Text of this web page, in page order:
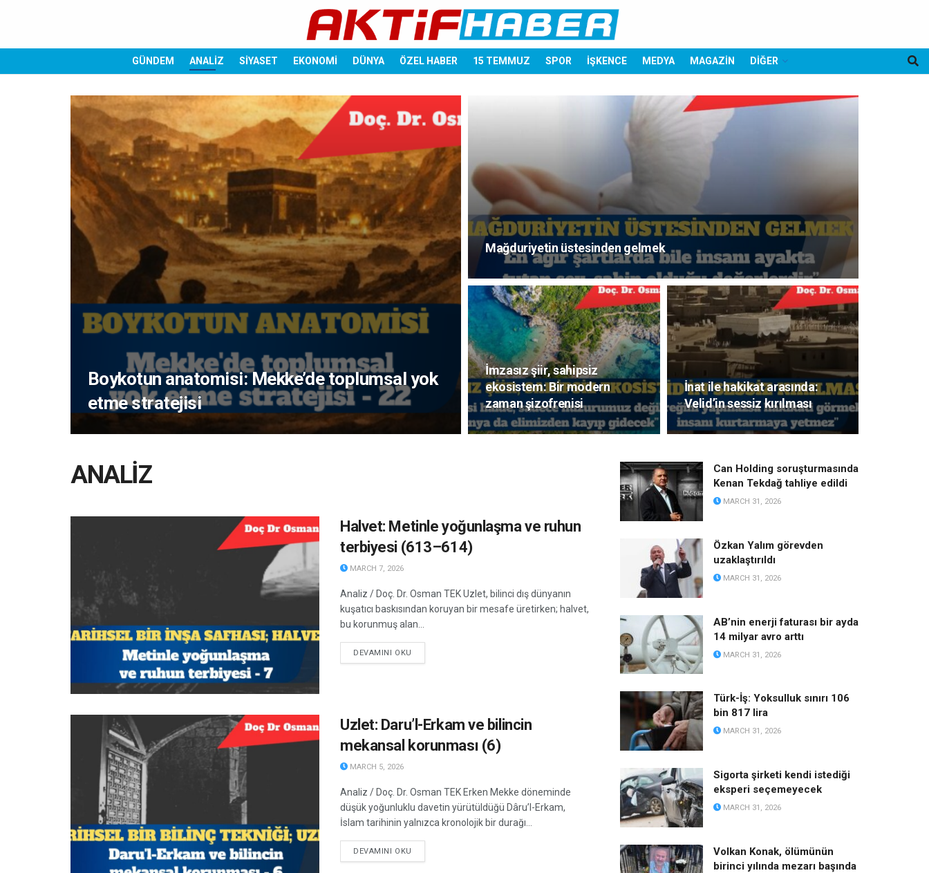
GÜNDEM ANALİZ SİYASET EKONOMİ DÜNYA ÖZEL HABER 15 TEMMUZ SPOR İŞKENCE MEDYA MAGAZİN DİĞER
Boykotun anatomisi: Mekke’de toplumsal yok
etme stratejisi
Mağduriyetin üstesinden gelmek
İmzasız şiir, sahipsiz
ekosistem: Bir modern
zaman şizofrenisi
İnat ile hakikat arasında:
Velid’in sessiz kırılması
ANALİZ
Halvet: Metinle yoğunlaşma ve ruhun
terbiyesi (613–614)
MARCH 7, 2026
Analiz / Doç. Dr. Osman TEK Uzlet, bilinci dış dünyanın
kuşatıcı baskısından koruyan bir mesafe üretirken; halvet,
bu korunmuş alan...
DEVAMINI OKU
Uzlet: Daru’l-Erkam ve bilincin
mekansal korunması (6)
MARCH 5, 2026
Analiz / Doç. Dr. Osman TEK Erken Mekke döneminde
düşük yoğunluklu davetin yürütüldüğü Dâru’l-Erkam,
İslam tarihinin yalnızca kronolojik bir durağı...
DEVAMINI OKU
Can Holding soruşturmasında
Kenan Tekdağ tahliye edildi
MARCH 31, 2026
Özkan Yalım görevden
uzaklaştırıldı
MARCH 31, 2026
AB’nin enerji faturası bir ayda
14 milyar avro arttı
MARCH 31, 2026
Türk-İş: Yoksulluk sınırı 106
bin 817 lira
MARCH 31, 2026
Sigorta şirketi kendi istediği
eksperi seçemeyecek
MARCH 31, 2026
Volkan Konak, ölümünün
birinci yılında mezarı başında